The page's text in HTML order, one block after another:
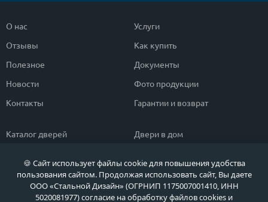
О нас
Отзывы
Полезное
Новости
Контакты
Услуги
Как купить
Документы
Фото продукции
Гарантии и возврат
Каталог дверей
Популярные двери
Быстрый подбор двери
Двери в дом
Двери в квартиру
Тамбурные двери
🍪 Сайт использует файлы cookie для повышения удобства
пользования сайтом. Продолжая использовать сайт, Вы даете
ООО «Стальной Дизайн» (ОГРНИП 1175007001410, ИНН
5020081977) согласие на обработку файлов cookies и